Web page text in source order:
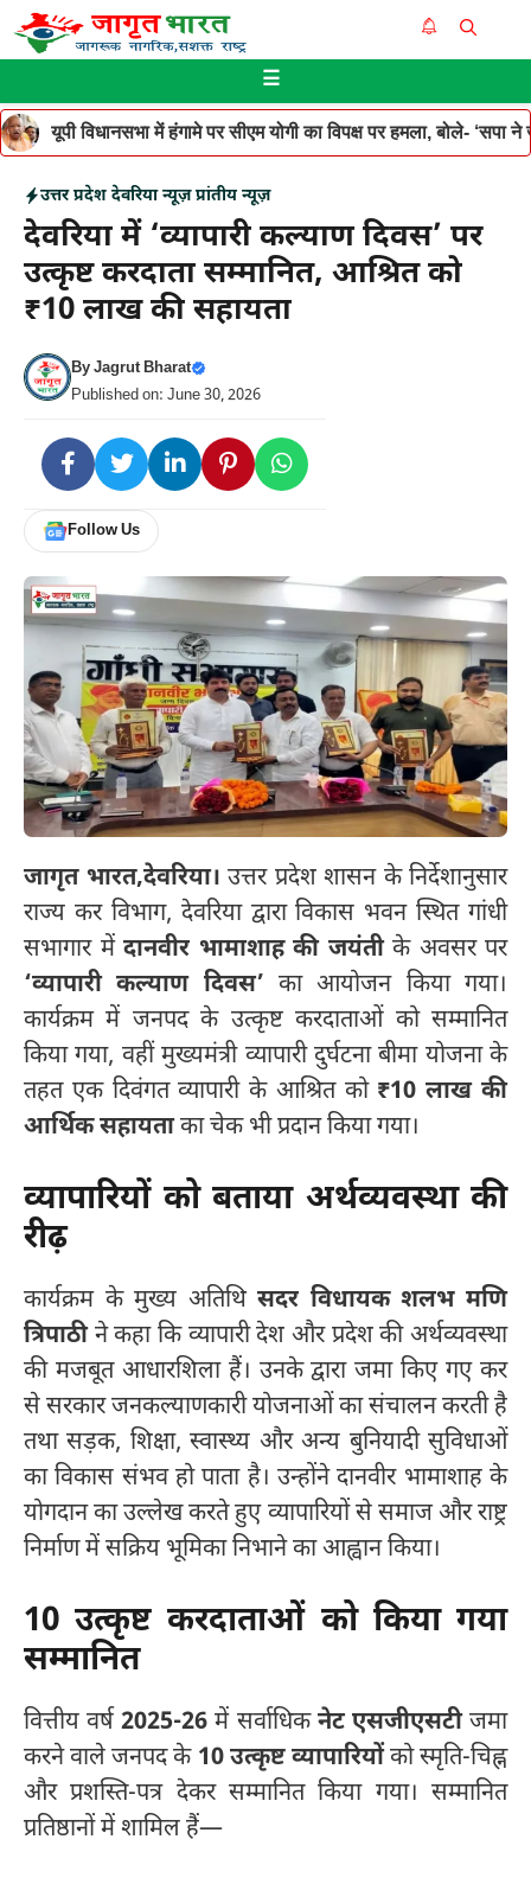
Skip
to
☰
यूपी विधानसभा में हंगामे पर सीएम योगी का विपक्ष पर हमला, बोले- ‘सपा ने
उत्तर प्रदेश देवरिया न्यूज़ प्रांतीय न्यूज़
देवरिया में ‘व्यापारी कल्याण दिवस’ पर
उत्कृष्ट करदाता सम्मानित, आश्रित को
₹10 लाख की सहायता
ByJagrut Bharat
Published on: June 30, 2026
Follow Us
जागृत भारत,देवरिया। उत्तर प्रदेश शासन के निर्देशानुसार
राज्य कर विभाग, देवरिया द्वारा विकास भवन स्थित गांधी
सभागार में दानवीर भामाशाह की जयंतीके अवसर पर
‘व्यापारी कल्याण दिवस’ का आयोजन किया गया।
कार्यक्रम में जनपद के उत्कृष्ट करदाताओं को सम्मानित
किया गया, वहीं मुख्यमंत्री व्यापारी दुर्घटना बीमा योजना के
तहत एक दिवंगत व्यापारी के आश्रित को ₹10 लाख की
आर्थिक सहायताका चेक भी प्रदान किया गया।
व्यापारियों को बताया अर्थव्यवस्था की
रीढ़
कार्यक्रम के मुख्य अतिथिसदर विधायक शलभ मणि
त्रिपाठीने कहा कि व्यापारी देश और प्रदेश की अर्थव्यवस्था
की मजबूत आधारशिला हैं। उनके द्वारा जमा किए गए कर
से सरकार जनकल्याणकारी योजनाओं का संचालन करती है
तथा सड़क, शिक्षा, स्वास्थ्य और अन्य बुनियादी सुविधाओं
का विकास संभव हो पाता है। उन्होंने दानवीर भामाशाह के
योगदान का उल्लेख करते हुए व्यापारियों से समाज और राष्ट्र
निर्माण में सक्रिय भूमिका निभाने का आह्वान किया।
10 उत्कृष्ट करदाताओं को किया गया
सम्मानित
वित्तीय वर्ष2025-26 में सर्वाधिकनेट एसजीएसटीजमा
करने वाले जनपद के 10 उत्कृष्ट व्यापारियोंको स्मृति-चिह्न
और प्रशस्ति-पत्र देकर सम्मानित किया गया। सम्मानित
प्रतिष्ठानों में शामिल हैं—